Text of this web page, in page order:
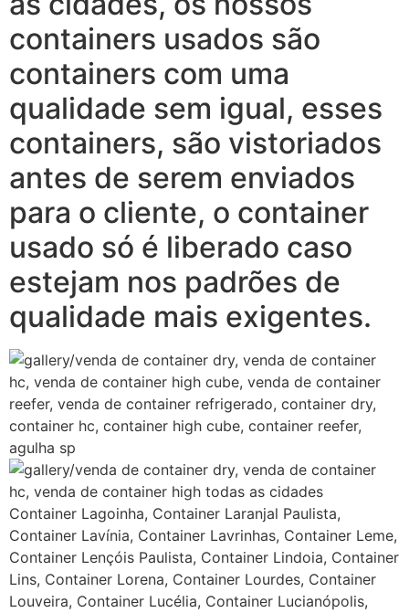
containers usados são
containers com uma
qualidade sem igual, esses
containers, são vistoriados
antes de serem enviados
para o cliente, o container
usado só é liberado caso
estejam nos padrões de
qualidade mais exigentes.
Container Lagoinha, Container Laranjal Paulista,
Container Lavínia, Container Lavrinhas, Container Leme,
Container Lençóis Paulista, Container Lindoia, Container
Lins, Container Lorena, Container Lourdes, Container
Louveira, Container Lucélia, Container Lucianópolis,